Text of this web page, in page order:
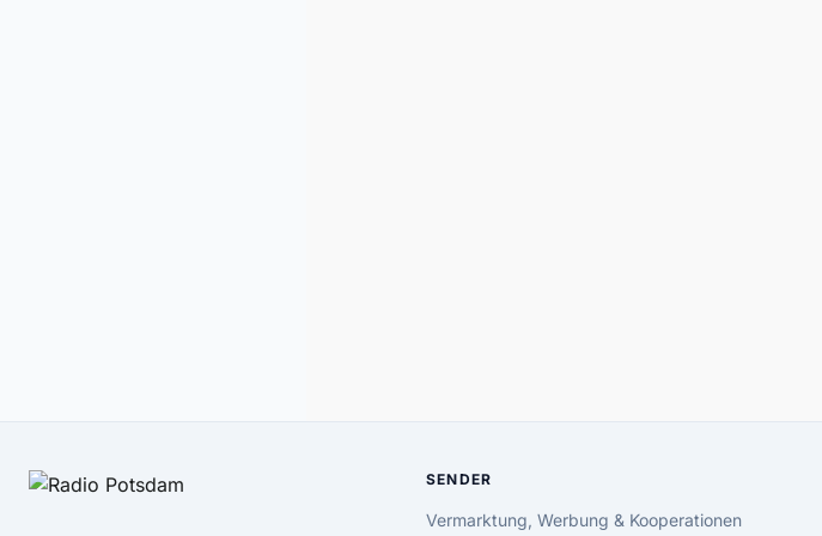
SENDER
Vermarktung, Werbung & Kooperationen